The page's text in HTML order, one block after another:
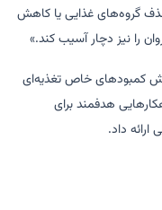
گروه‌های غذایی یا کاهش
را نیز دچار آسیب کند.»
کمبودهای خاص تغذیه‌ای
هدفمند برای
داد.